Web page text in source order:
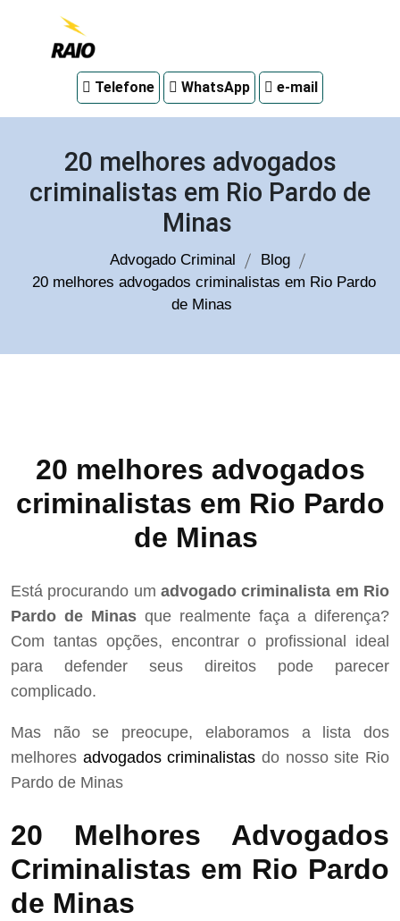
em
Telefone WhatsApp e-mail
20 melhores advogados
criminalistas em Rio Pardo de
Minas
Advogado Criminal
Blog
20 melhores advogados criminalistas em Rio Pardo
de Minas
20 melhores advogados
criminalistas em Rio Pardo
de Minas
Está procurando um advogado criminalista em Rio
Pardo de Minas que realmente faça a diferença?
Com tantas opções, encontrar o profissional ideal
para defender seus direitos pode parecer
complicado.
Mas não se preocupe, elaboramos a lista dos
melhores advogados criminalistas do nosso site Rio
Pardo de Minas
20 Melhores Advogados
Criminalistas em Rio Pardo
de Minas